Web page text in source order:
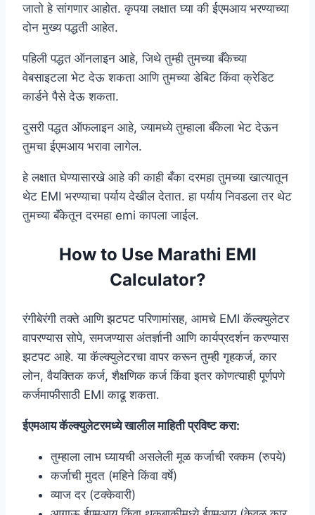
जातो हे सांगणार आहोत. कृपया लक्षात घ्या की ईएमआय भरण्याच्या
दोन मुख्य पद्धती आहेत.
पहिली पद्धत ऑनलाइन आहे, जिथे तुम्ही तुमच्या बँकेच्या
वेबसाइटला भेट देऊ शकता आणि तुमच्या डेबिट किंवा क्रेडिट
कार्डने पैसे देऊ शकता.
दुसरी पद्धत ऑफलाइन आहे, ज्यामध्ये तुम्हाला बँकेला भेट देऊन
तुमचा ईएमआय भरावा लागेल.
हे लक्षात घेण्यासारखे आहे की काही बँका दरमहा तुमच्या खात्यातून
थेट EMI भरण्याचा पर्याय देखील देतात. हा पर्याय निवडला तर थेट
तुमच्या बॅंकेतून दरमहा emi कापला जाईल.
How to Use Marathi EMI
Calculator?
रंगीबेरंगी तक्ते आणि झटपट परिणामांसह, आमचे EMI कॅल्क्युलेटर
वापरण्यास सोपे, समजण्यास अंतर्ज्ञानी आणि कार्यप्रदर्शन करण्यास
झटपट आहे. या कॅल्क्युलेटरचा वापर करून तुम्ही गृहकर्ज, कार
लोन, वैयक्तिक कर्ज, शैक्षणिक कर्ज किंवा इतर कोणत्याही पूर्णपणे
कर्जमाफीसाठी EMI काढू शकता.
ईएमआय कॅल्क्युलेटरमध्ये खालील माहिती प्रविष्ट करा:
तुम्हाला लाभ घ्यायची असलेली मूळ कर्जाची रक्कम (रुपये)
कर्जाची मुदत (महिने किंवा वर्षे)
व्याज दर (टक्केवारी)